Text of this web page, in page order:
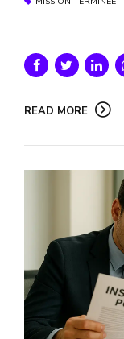
READ MORE